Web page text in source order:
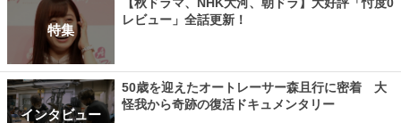
特集
レビュー」全話更新！
インタビュー
50歳を迎えたオートレーサー森且行に密着 大
怪我から奇跡の復活ドキュメンタリー